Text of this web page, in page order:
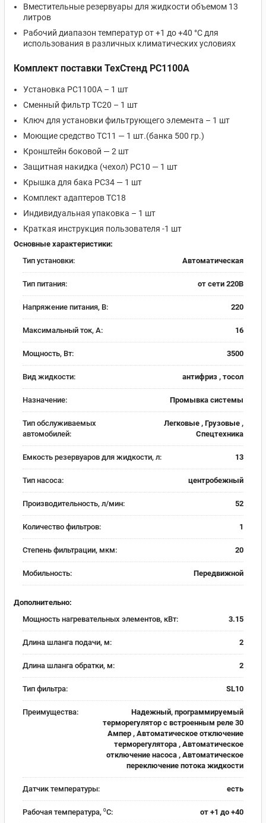
Вместительные резервуары для жидкости объемом 13
литров
Рабочий диапазон температур от +1 до +40 °С для
использования в различных климатических условиях
Комплект поставки ТехСтенд РС1100А
Установка РС1100А – 1 шт
Сменный фильтр ТС20 – 1 шт
Ключ для установки фильтрующего элемента – 1 шт
Моющие средство ТС11 — 1 шт.(банка 500 гр.)
Кронштейн боковой — 2 шт
Защитная накидка (чехол) РС10 — 1 шт
Крышка для бака РС34 — 1 шт
Комплект адаптеров ТС18
Индивидуальная упаковка – 1 шт
Краткая инструкция пользователя -1 шт
Основные характеристики:
Тип установки:
Автоматическая
Тип питания: от сети 220В
Напряжение питания, В: 220
Максимальный ток, А: 16
Мощность, Вт: 3500
Вид жидкости: антифриз , тосол
Назначение: Промывка системы
Тип обслуживаемых
автомобилей:
Легковые , Грузовые ,
Спецтехника
Емкость резервуаров для жидкости, л: 13
Тип насоса: центробежный
Производительность, л/мин: 52
Количество фильтров: 1
Cтепень фильтрации, мкм: 20
Мобильность: Передвижной
Дополнительно:
Мощность нагревательных элементов, кВт:
3.15
Длина шланга подачи, м: 2
Длина шланга обратки, м: 2
Тип фильтра: SL10
Преимущества:
Надежный, программируемый
терморегулятор с встроенным реле 30
Ампер , Автоматическое отключение
терморегулятора , Автоматическое
отключение насоса , Автоматическое
переключение потока жидкости
Датчик температуры: есть
Рабочая температура, ⁰С: от +1 до +40